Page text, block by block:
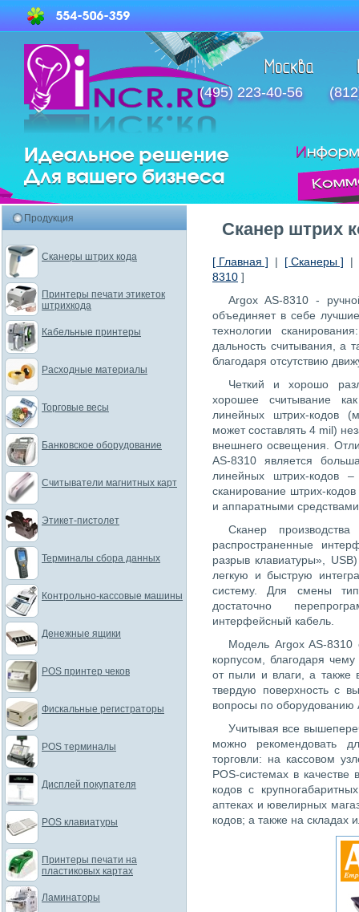
(495) 223-40-56
Cканер штрих
[ Главная ] | [ Сканеры ] |
8310 ]
Argox AS-8310 -
объединяет в себе
технологии
дальность считывания, а
благодаря отсутствию
Четкий и хорошо
хорошее считывание
линейных штрих-кодов
может составлять 4 mil)
внешнего освещения.
AS-8310 является
линейных штрих-кодов
сканирование штрих-
и аппаратными
Сканер
распространенные
разрыв клавиатуры»,
легкую и быструю
систему. Для смены
достаточно
интерфейсный кабель.
Модель Argox AS-8310
корпусом, благодаря
от пыли и влаги, а также
твердую поверхность с
вопросы по оборудованию
Учитывая все
можно рекомендовать
торговли: на кассовом
POS-системах в качестве
кодов с
аптеках и ювелирных
кодов; а также на складах
Продукция
Сканеры штрих кода
Принтеры печати этикеток
штрихкода
Кабельные принтеры
Расходные материалы
Торговые весы
Банковское оборудование
Считыватели магнитных карт
Этикет-пистолет
Терминалы сбора данных
Контрольно-кассовые машины
Денежные ящики
POS принтер чеков
Фискальные регистраторы
POS терминалы
Дисплей покупателя
POS клавиатуры
Принтеры печати на
пластиковых картах
Ламинаторы